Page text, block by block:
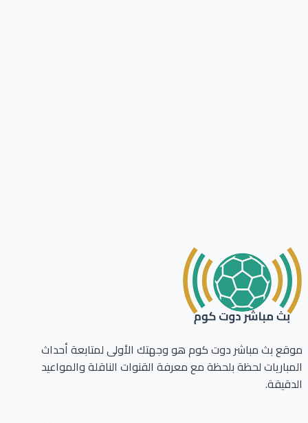
بث مباشر دوت كوم هو وجهتك الأولى لمتابعة أحداث
لحظة بلحظة مع معرفة القنوات الناقلة والمواعيد